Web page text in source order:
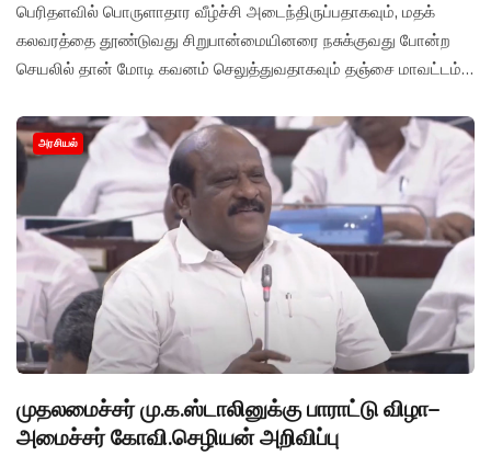
பெரிதளவில் பொருளாதார வீழ்ச்சி அடைந்திருப்பதாகவும், மதக்
கலவரத்தை தூண்டுவது சிறுபான்மையினரை நசுக்குவது போன்ற
செயலில் தான் மோடி கவனம் செலுத்துவதாகவும் தஞ்சை மாவட்டம்
பேட்டியளித்துள்ளார்.
அரசியல்
முதலமைச்சர் மு.க.ஸ்டாலினுக்கு பாராட்டு விழா–
அமைச்சர் கோவி.செழியன் அறிவிப்பு